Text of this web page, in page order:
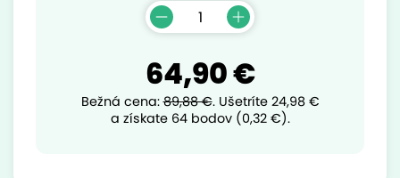
64,90 €
Bežná cena:89,88 €. Ušetríte 24,98 €
a získate 64 bodov (0,32 €).